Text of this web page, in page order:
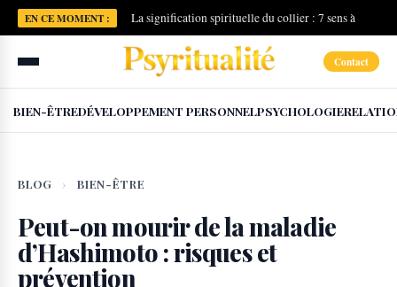
EN CE MOMENT :
La signification spirituelle du collier : 7 sens à
connaître
Contact
BIEN-ÊTREDÉVELOPPEMENT PERSONNELPSYCHOLOGIE
BLOG › BIEN-ÊTRE
Peut-on mourir de la maladie
d’Hashimoto : risques et
prévention